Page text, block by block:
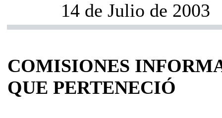
14 de Julio de 2003
COMISIONES
QUE PERTENECIÓ